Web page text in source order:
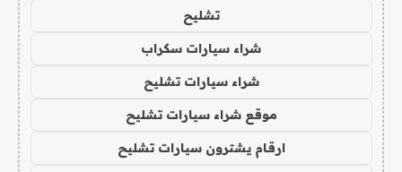
تشليح
شراء سيارات سكراب
شراء سيارات تشليح
موقع شراء سيارات تشليح
ارقام يشترون سيارات تشليح